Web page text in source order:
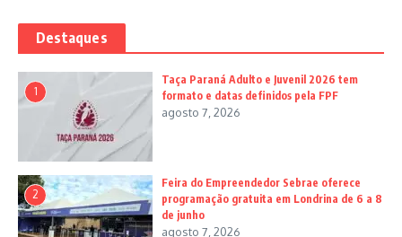
Destaques
1
Taça Paraná Adulto e Juvenil 2026 tem
formato e datas definidos pela FPF
agosto 7, 2026
2
Feira do Empreendedor Sebrae oferece
programação gratuita em Londrina de 6 a 8
de junho
agosto 7, 2026